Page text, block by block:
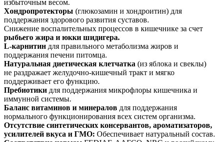
избыточным весом.
Хондропротекторы (глюкозамин и хондроитин) для
поддержания здорового развития суставов.
Снижение воспалительных процессов в кишечнике за счет
рыбьего жира и юкки шидигера.
L-карнитин для правильного метаболизма жиров и
поддержания печени питомца.
Натуральная диетическая клетчатка (из яблока и свеклы)
не раздражает желудочно-кишечный тракт и мягко
поддерживает его функцию.
Пребиотики для поддержания микрофлоры кишечника и
иммунной системы.
Баланс витаминов и минералов для поддержания
нормального функционирования всех систем организма.
Отсутствие синтетических консервантов, ароматизаторов,
усилителей вкуса и ГМО: Обеспечивает натуральный состав.